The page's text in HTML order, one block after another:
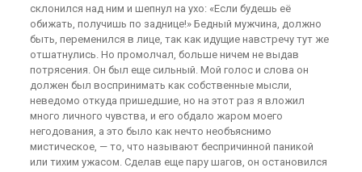
склонился над ним и шепнул на ухо: «Если будешь её
обижать, получишь по заднице!» Бедный мужчина, должно
быть, переменился в лице, так как идущие навстречу тут же
отшатнулись. Но промолчал, больше ничем не выдав
потрясения. Он был еще сильный. Мой голос и слова он
должен был воспринимать как собственные мысли,
неведомо откуда пришедшие, но на этот раз я вложил
много личного чувства, и его обдало жаром моего
негодования, а это было как нечто необъяснимо
мистическое, — то, что называют беспричинной паникой
или тихим ужасом. Сделав еще пару шагов, он остановился